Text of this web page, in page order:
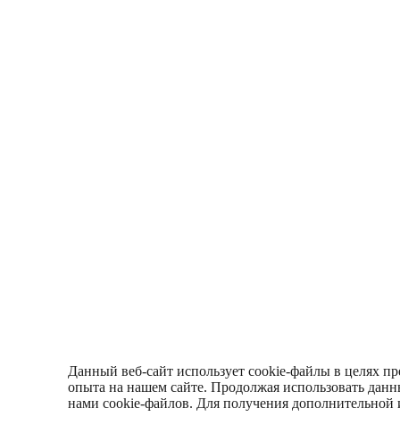
Данный веб-сайт использует cookie-файлы в целях
опыта на нашем сайте. Продолжая использовать
нами cookie-файлов. Для получения